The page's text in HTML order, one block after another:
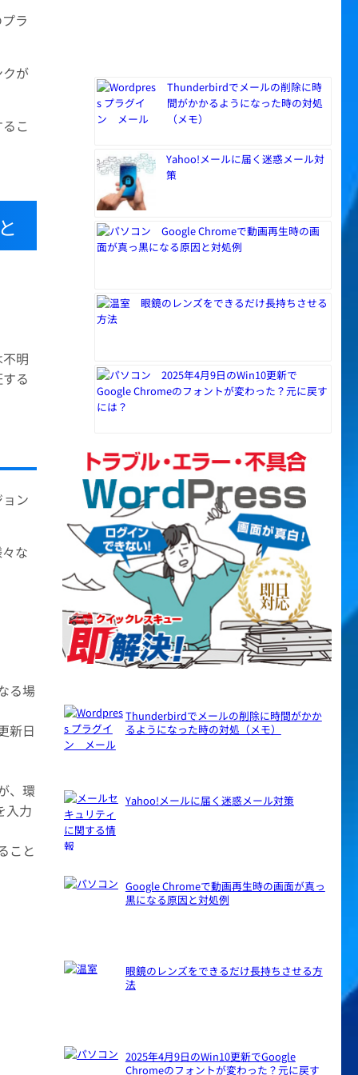
ラ
が
こ
明
る
ン
な
る場
新日
、環
入力
こと
Thunderbirdでメールの削除に時
間がかかるようになった時の対処
（メモ）
Yahoo!メールに届く迷惑メール対
策
Google Chromeで動画再生時の画
面が真っ黒になる原因と対処例
眼鏡のレンズをできるだけ長持ちさせる
方法
2025年4月9日のWin10更新で
Google Chromeのフォントが変わった？元に戻す
には？
Thunderbirdでメールの削除に時間がかか
るようになった時の対処（メモ）
Yahoo!メールに届く迷惑メール対策
Google Chromeで動画再生時の画面が真っ
黒になる原因と対処例
眼鏡のレンズをできるだけ長持ちさせる方
法
2025年4月9日のWin10更新でGoogle
Chromeのフォントが変わった？元に戻す